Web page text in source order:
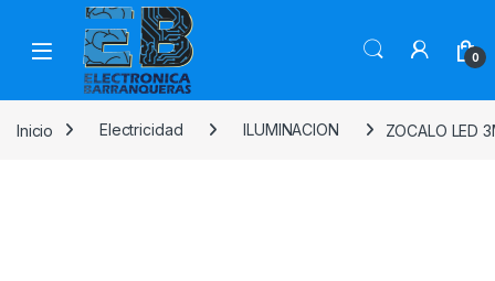
0
Inicio Electricidad ILUMINACION ZOCALO LED